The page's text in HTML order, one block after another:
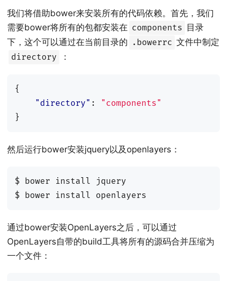
我们将借助bower来安装所有的代码依赖。首先，我们
需要bower将所有的包都安装在 components 目录
下，这个可以通过在当前目录的 .bowerrc 文件中制定
directory
：
{
"directory" :
"components"
}
然后运行bower安装jquery以及openlayers：
$ bower install jquery
通过bower安装OpenLayers之后，可以通过
OpenLayers自带的build工具将所有的源码合并压缩为
一个文件：